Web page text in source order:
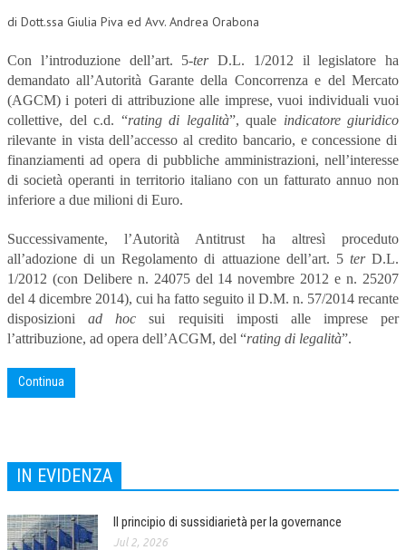
CORSI CE.S.E.D.
ARCHIVIO CORSI 2015
DIVENTA SOCIO
BROCHURE CE.S.E.D.
LA RIVISTA
LA RIVISTA
COMITATO SCIENTIFICO
COMITATO EDITORIALE
REDAZIONE
PEER REVIEW
CODICE ETICO
ECONOMIA
ECONOMIA DELL’ARTE
di Dott.ssa Giulia Piva ed Avv. Andrea Orabona
Con l’introduzione dell’art. 5-ter D.L. 1/2012 il legislatore ha
demandato all’Autorità Garante della Concorrenza e del Mercato
(AGCM) i poteri di attribuzione alle imprese, vuoi individuali vuoi
collettive, del c.d. “rating di legalità”, quale indicatore giuridico
rilevante in vista dell’accesso al credito bancario, e concessione di
finanziamenti ad opera di pubbliche amministrazioni, nell’interesse
di società operanti in territorio italiano con un fatturato annuo non
inferiore a due milioni di Euro.
Successivamente, l’Autorità Antitrust ha altresì proceduto
all’adozione di un Regolamento di attuazione dell’art. 5 terD.L.
1/2012 (con Delibere n. 24075 del 14 novembre 2012 e n. 25207
del 4 dicembre 2014), cui ha fatto seguito il D.M. n. 57/2014 recante
disposizioniad hoc sui requisiti imposti alle imprese per
l’attribuzione, ad opera dell’ACGM, del “rating di legalità”.
Continua
IN EVIDENZA
Il principio di sussidiarietà per la governance
Jul 2, 2026